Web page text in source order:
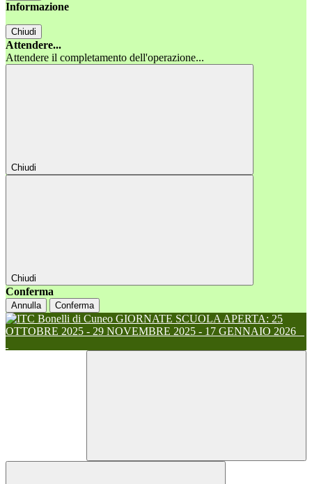
Informazione
Chiudi
Attendere...
Attendere il completamento dell'operazione...
Chiudi
Chiudi
Conferma
Annulla Conferma
GIORNATE SCUOLA APERTA: 25
OTTOBRE 2025 - 29 NOVEMBRE 2025 - 17 GENNAIO 2026